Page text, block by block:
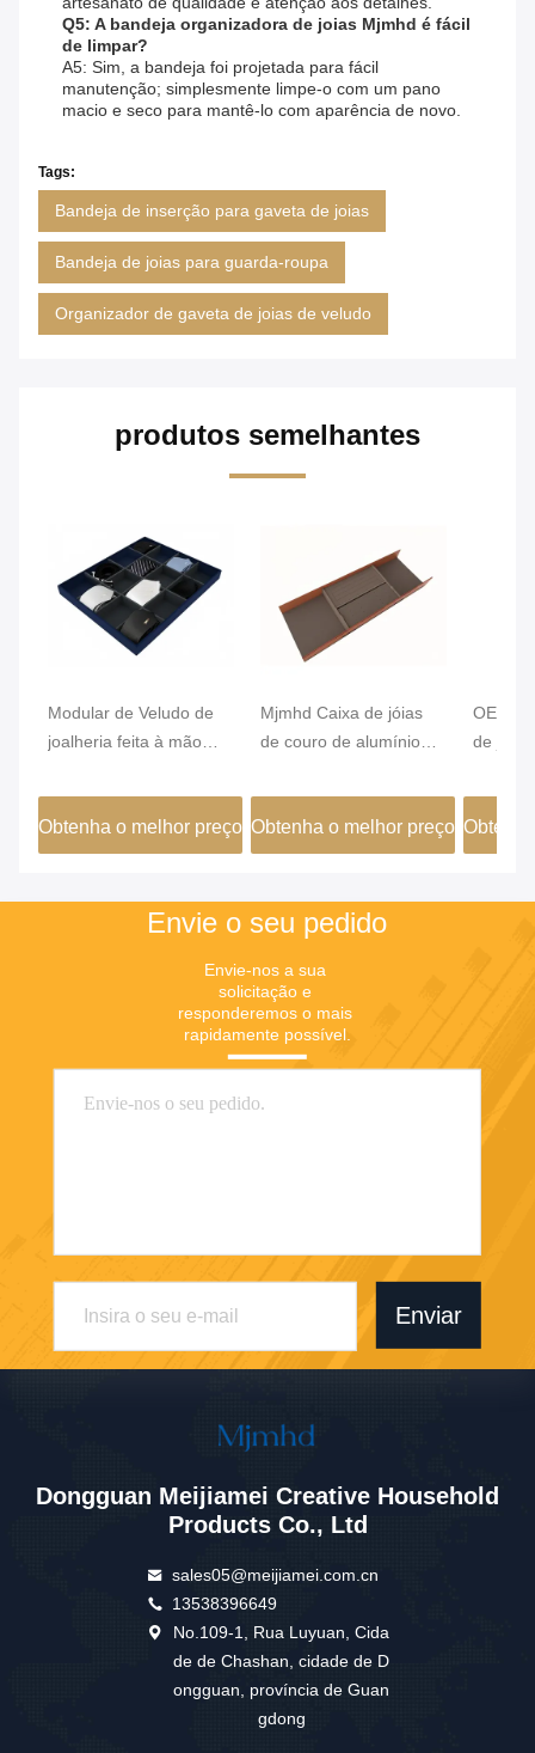
Q5: A bandeja organizadora de joias Mjmhd é fácil
de limpar?
A5: Sim, a bandeja foi projetada para fácil
manutenção; simplesmente limpe-o com um pano
macio e seco para mantê-lo com aparência de novo.
Tags:
Bandeja de inserção para gaveta de joias
Bandeja de joias para guarda-roupa
Organizador de gaveta de joias de veludo
produtos semelhantes
Modular de Veludo de
joalheria feita à mão
de armário inserção de
gaveta
Obtenha o melhor preço
Mjmhd Caixa de jóias
de couro de alumínio
empilháveis para
caixotes artesanais
Obtenha o melhor preço
OEM
de
Envie o seu pedido
Envie-nos a sua
solicitação e
responderemos o mais
rapidamente possível.
Enviar
Dongguan Meijiamei Creative Household
Products Co., Ltd
sales05@meijiamei.com.cn
13538396649
No.109-1, Rua Luyuan, Cida
de de Chashan, cidade de D
ongguan, província de Guan
gdong